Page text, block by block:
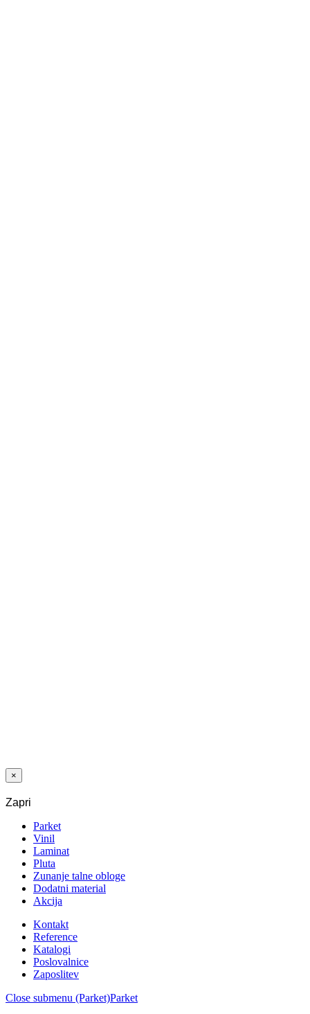
×
Zapri
Parket
Vinil
Laminat
Pluta
Zunanje talne obloge
Dodatni material
Akcija
Kontakt
Reference
Katalogi
Poslovalnice
Zaposlitev
Close submenu (Parket)Parket